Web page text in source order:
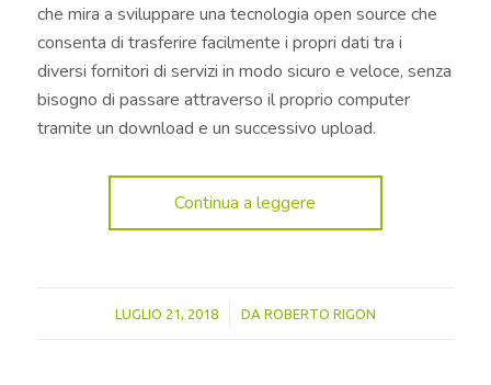
che mira a sviluppare una tecnologia open source che
consenta di trasferire facilmente i propri dati tra i
diversi fornitori di servizi in modo sicuro e veloce, senza
bisogno di passare attraverso il proprio computer
tramite un download e un successivo upload.
Continua a leggere
LUGLIO 21, 2018
/ DA ROBERTO RIGON